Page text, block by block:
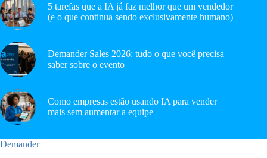
5 tarefas que a IA já faz melhor que um vendedor
(e o que continua sendo exclusivamente humano)
Demander Sales 2026: tudo o que você precisa
saber sobre o evento
Como empresas estão usando IA para vender
mais sem aumentar a equipe
Demander